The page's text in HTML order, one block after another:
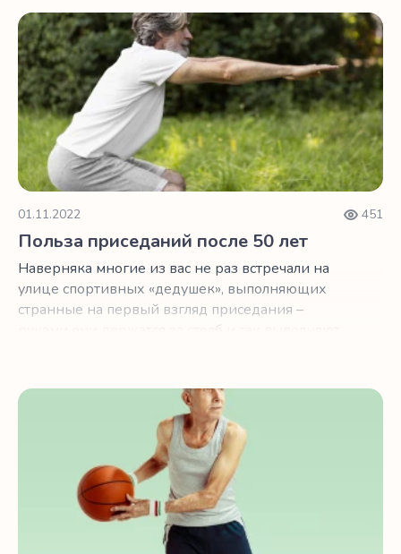
распространенная причина
эндопротезирования после перелома шейки
бедра – падения.
Польза приседаний после 50 лет
01.11.2022 451
Польза приседаний после 50 лет
Наверняка многие из вас не раз встречали на
улице спортивных «дедушек», выполняющих
странные на первый взгляд приседания –
Не падать! Или как сохранить равновесие